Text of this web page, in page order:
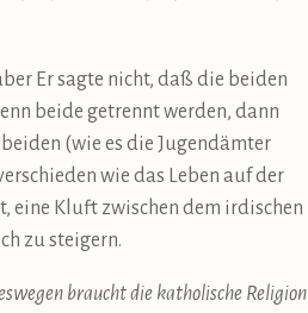
Er sagte nicht, daß die beiden
beide getrennt werden, dann
(wie es die Jugendämter
wie das Leben auf der
eine Kluft zwischen dem irdischen
zu steigern.
braucht die katholische Religion